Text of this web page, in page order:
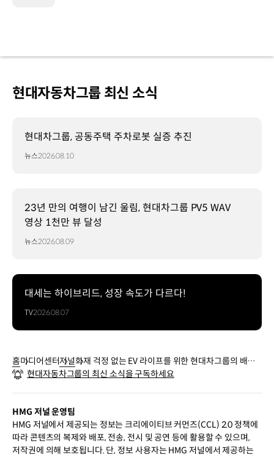
현대자동차그룹 최신 소식
현대차그룹, 공동주택 주차로봇 실증 추진
뉴스2026.08.10
23년 만의 여행이 남긴 울림, 현대차그룹 PV5 WAV
영상 1천만 뷰 달성
뉴스2026.08.09
대세는 하이브리드, 성장 속도가 다르다!
TV2026.08.07
홈미디어센터저널화재 걱정 없는 EV 라이프를 위한 현대차그룹의 배터
리 관리 기술
현대자동차그룹의 최신 소식을 구독하세요
HMG 저널 운영팀
HMG 저널에서 제공되는 정보는 크리에이티브 커먼즈(CCL) 2.0 정책에
따라 콘텐츠의 복제와 배포, 전송, 전시 및 공연 등에 활용할 수 있으며,
저작권에 의해 보호됩니다. 단, 정보 사용자는 HMG 저널에서 제공하는